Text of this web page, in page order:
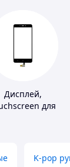
Дисплей,
для
K-pop